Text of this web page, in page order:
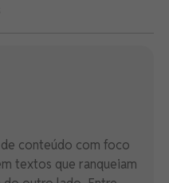
conteúdo com foco
textos que ranqueiam